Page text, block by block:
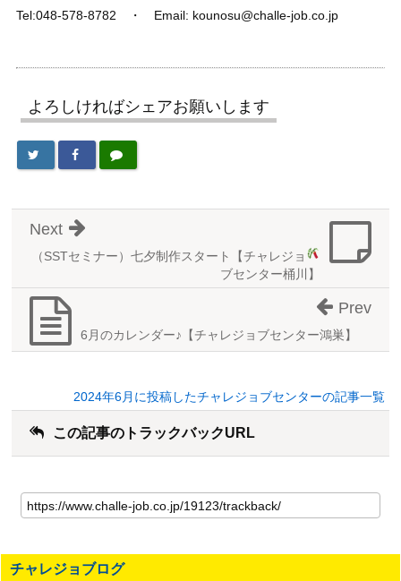
Tel:048-578-8782 ・ Email: kounosu@challe-job.co.jp
よろしければシェアお願いします
（SSTセミナー）七夕制作スタート
【チャレジョ
ブセンター桶川】
Next
6月のカレンダー♪【チャレジョブセンター鴻巣】
Prev
2024年6月に投稿したチャレジョブセンターの記事一覧
この記事のトラックバックURL
の
記
の
ト
チャレジョブログ